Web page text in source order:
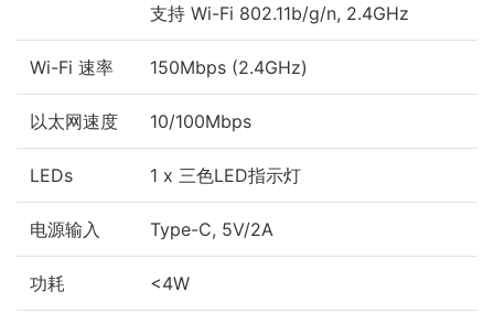
支持 Wi-Fi 802.11b/g/n, 2.4GHz
Wi-Fi 速率 150Mbps (2.4GHz)
以太网速度 10/100Mbps
LEDs 1 x 三色LED指示灯
电源输入 Type-C, 5V/2A
功耗 <4W